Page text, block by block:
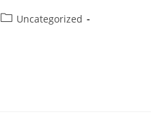
Beitrags-
Uncategorized